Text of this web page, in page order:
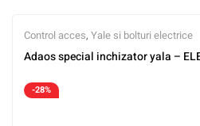
Control acces, Yale si bolturi electrice
Adaos special inchizator yala –
-28%